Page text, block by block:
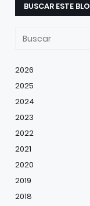
BUSCAR ESTE
2026
2025
2024
2023
2022
2021
2020
2019
2018